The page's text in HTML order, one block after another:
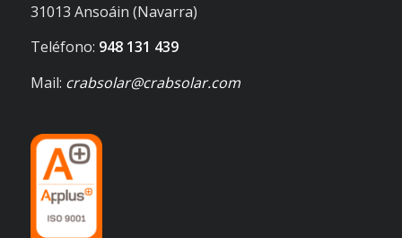
31013 Ansoáin (Navarra)
Teléfono: 948 131 439
Mail: crabsolar@crabsolar.com